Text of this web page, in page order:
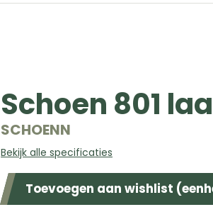
Schoen 801
SCHOENN
Bekijk alle specificaties
Toevoegen aan wishlist